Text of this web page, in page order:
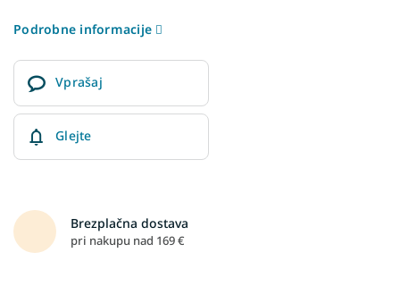
Podrobne informacije
Vprašaj
Glejte
Brezplačna dostava
pri nakupu nad 169 €